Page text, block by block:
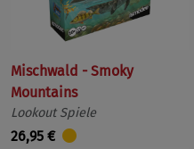
Mischwald - Smoky
Mountains
Lookout Spiele
26,95 €